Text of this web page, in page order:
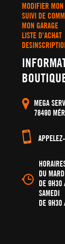
MODIFIER
SUIVI DE
MON GARAGE
LISTE D'ACHAT
MEGA
78490
DU
DE
SAMEDI
DE